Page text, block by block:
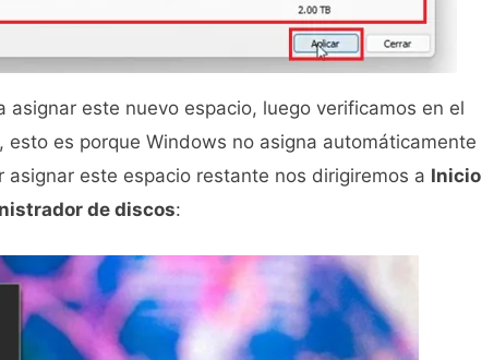
este nuevo espacio, luego verificamos en el
es porque Windows no asigna automáticamente
este espacio restante nos dirigiremos a Inicio
de discos: